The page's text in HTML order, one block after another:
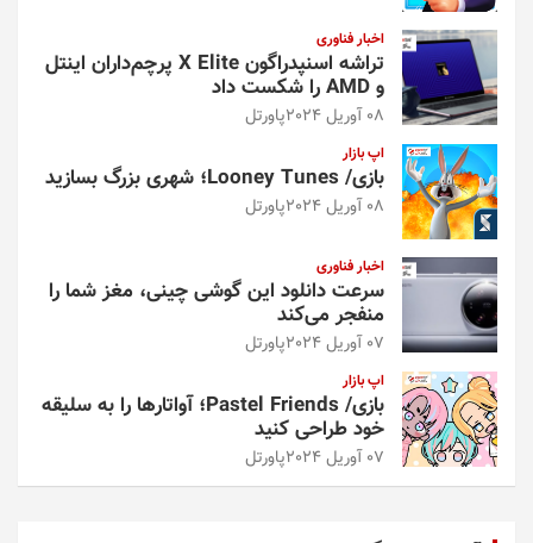
اخبار فناوری
تراشه اسنپدراگون X Elite پرچم‌داران اینتل
و AMD را شکست داد
08 آوریل 2024 پاورتل
اپ بازار
بازی/ Looney Tunes؛ شهری بزرگ بسازید
08 آوریل 2024 پاورتل
اخبار فناوری
سرعت دانلود این گوشی چینی، مغز شما را
منفجر می‌کند
07 آوریل 2024 پاورتل
اپ بازار
بازی/ Pastel Friends؛ آواتارها را به سلیقه
خود طراحی کنید
07 آوریل 2024 پاورتل